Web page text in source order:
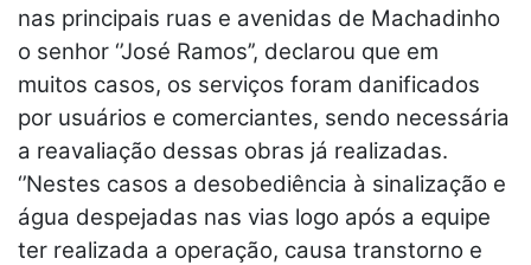
nas principais ruas e avenidas de Machadinho
o senhor ‘’José Ramos’’, declarou que em
muitos casos, os serviços foram danificados
por usuários e comerciantes, sendo necessária
a reavaliação dessas obras já realizadas.
‘’Nestes casos a desobediência à sinalização e
água despejadas nas vias logo após a equipe
ter realizada a operação, causa transtorno e